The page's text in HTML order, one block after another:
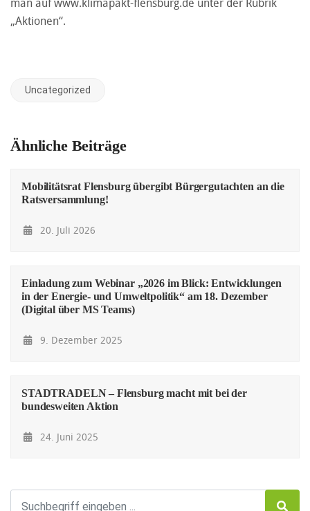
„Aktionen“.
Uncategorized
Ähnliche Beiträge
Mobilitätsrat Flensburg übergibt Bürgergutachten an die
Ratsversammlung!
20. Juli 2026
Einladung zum Webinar „2026 im Blick: Entwicklungen
in der Energie- und Umweltpolitik“ am 18. Dezember
(Digital über MS Teams)
9. Dezember 2025
STADTRADELN – Flensburg macht mit bei der
bundesweiten Aktion
24. Juni 2025